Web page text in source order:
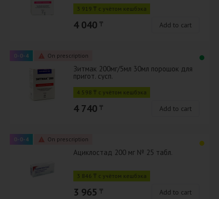
3 919 ₸ с учётом кешбэка
4 040 ₸ Add to cart
0-0-4 On prescription
Зитмак 200мг/5мл 30мл порошок для
пригот. сусп.
4 598 ₸ с учётом кешбэка
4 740 ₸ Add to cart
0-0-4 On prescription
Ациклостад 200 мг № 25 табл.
3 846 ₸ с учётом кешбэка
3 965 ₸ Add to cart